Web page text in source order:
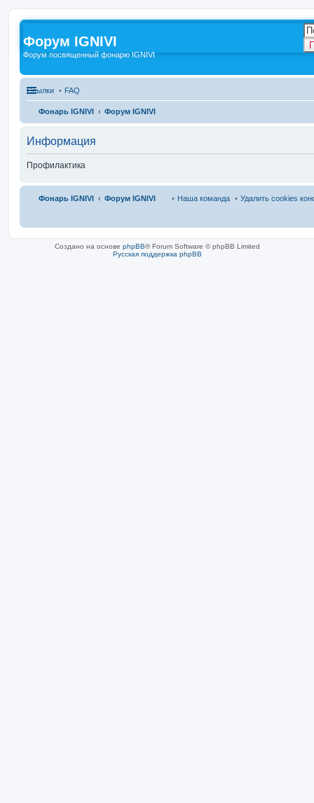
Форум IGNIVI
Форум посвященный фонарю IGNIVI
Ссылки FAQ
Фонарь IGNIVI Форум IGNIVI
Информация
Профилактика
Фонарь IGNIVI Форум IGNIVI Удалить cookies
Наша команда
Создано на основе phpBB® Forum Software © phpBB Limited
Русская поддержка phpBB